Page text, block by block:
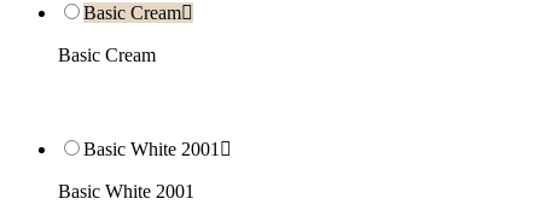
Basic Cream
Basic Cream
Basic White 2001 
Basic White 2001